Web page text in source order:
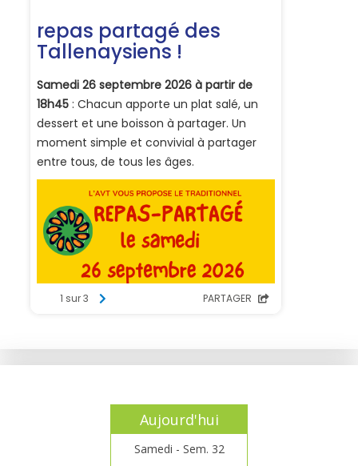
Aujourd'hui
Samedi - Sem. 32